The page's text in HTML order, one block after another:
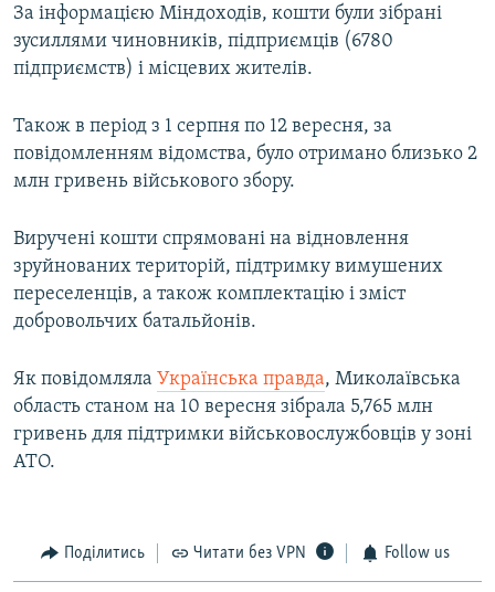
За інформацією Міндоходів, кошти були зібрані
зусиллями чиновників, підприємців (6780
підприємств) і місцевих жителів.
Також в період з 1 серпня по 12 вересня, за
повідомленням відомства, було отримано близько 2
млн гривень військового збору.
Виручені кошти спрямовані на відновлення
зруйнованих територій, підтримку вимушених
переселенців, а також комплектацію і зміст
добровольчих батальйонів.
Як повідомляла Українська правда, Миколаївська
область станом на 10 вересня зібрала 5,765 млн
гривень для підтримки військовослужбовців у зоні
АТО.
Поділитись Читати без VPN Follow us